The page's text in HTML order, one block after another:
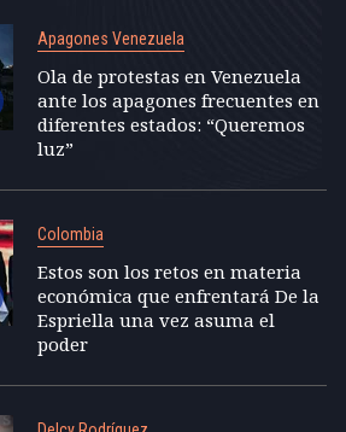
Apagones Venezuela
Ola de protestas en Venezuela
ante los apagones frecuentes en
diferentes estados: “Queremos
luz”
Colombia
Estos son los retos en materia
económica que enfrentará De la
Espriella una vez asuma el
poder